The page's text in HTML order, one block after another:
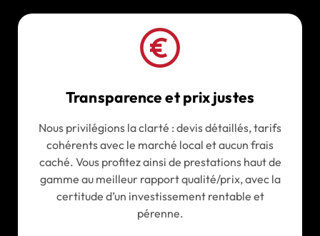
Transparence et prix justes
Nous privilégions la clarté : devis détaillés, tarifs
cohérents avec le marché local et aucun frais
caché. Vous profitez ainsi de prestations haut de
gamme au meilleur rapport qualité/prix, avec la
certitude d’un investissement rentable et
pérenne.